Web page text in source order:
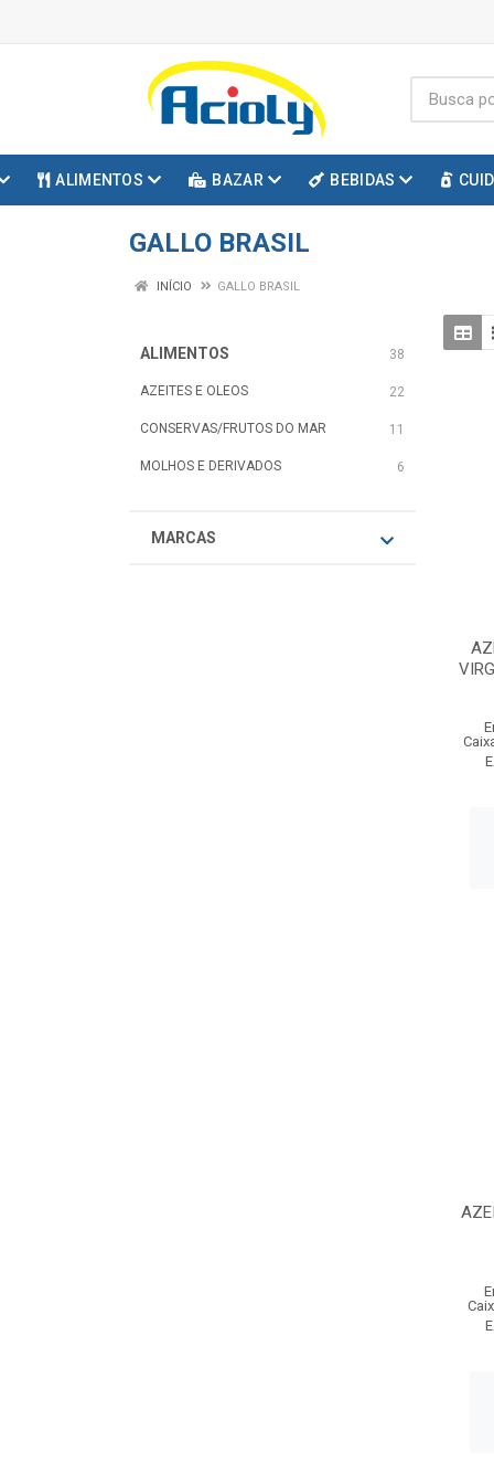
ALIMENTOS BAZAR BEBIDAS
GALLO BRASIL
INÍCIO GALLO BRASIL
ALIMENTOS 38
AZEITES E OLEOS 22
CONSERVAS/FRUTOS DO MAR 11
MOLHOS E DERIVADOS 6
MARCAS